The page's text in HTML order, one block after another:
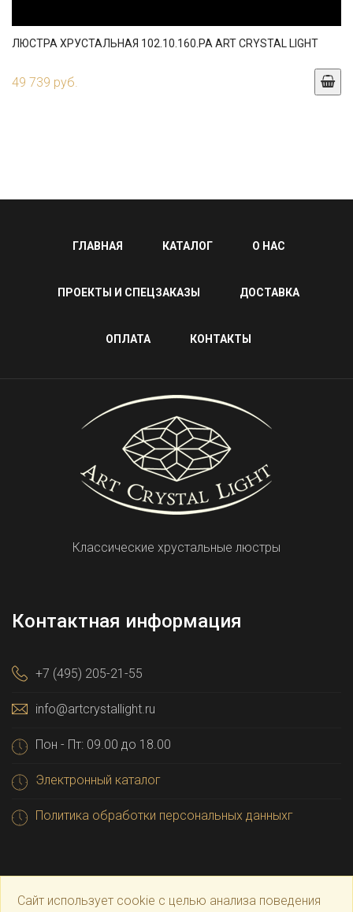
ЛЮСТРА ХРУСТАЛЬНАЯ 102.10.160.PA ART CRYSTAL LIGHT
49 739 руб.
ГЛАВНАЯ КАТАЛОГ О НАС
ПРОЕКТЫ И СПЕЦЗАКАЗЫ ДОСТАВКА
ОПЛАТА КОНТАКТЫ
Классические хрустальные люстры
Контактная информация
+7 (495) 205-21-55
info@artcrystallight.ru
Пон - Пт: 09.00 до 18.00
Электронный каталог
Политика обработки персональных данныхг
Сайт использует cookie с целью анализа поведения